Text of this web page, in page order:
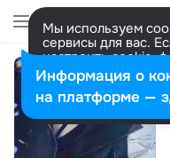
Мы используем
сервисы для вас.
настроить cookie-
представитель.
Разрешить все
Информация о
на платформе —